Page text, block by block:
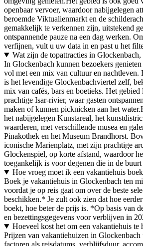
openbaar vervoer, waardoor nabijgelegen
beroemde Viktualienmarkt en de
gemakkelijk te verkennen zijn, uitstekend
ontspannende pauze na een dag werken.
verfijnen, vult u uw data in en past u het
Wat zijn de topattracties in
In Glockenbach kunnen bezoekers
vol met een mix van cultuur en nachtleven.
is het levendige Glockenbachviertel zelf,
mix van cafés, bars en boetieks. Het
prachtige Isar-rivier, waar gasten
maken of kunnen picknicken aan het
het nabijgelegen Kunstareal, het
waarderen, met verschillende musea en
Pinakothek en het Museum Brandhorst.
iconische Marienplatz, met zijn prachtige
Glockenspiel, op korte afstand, waardoor
toegankelijk is voor degenen die in de
Hoe vroeg moet ik een vakantiehuis
Boek je vakantiehuis in Glockenbach ten
voordat je op reis gaat om over de beste
beschikken.* Je zult ook zien dat hoe
boekt, hoe beter de prijs is. *Op basis van
en bezettingsgegevens voor verblijven in
Hoeveel kost het om een vakantiehuis te
Prijzen van vakantiehuizen in Glockenbach
factoren als reisdatums, verblijfsduur,